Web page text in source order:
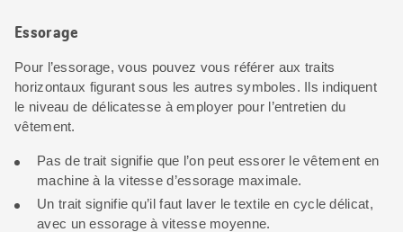
Essorage
Pour l’essorage, vous pouvez vous référer aux traits
horizontaux figurant sous les autres symboles. Ils indiquent
le niveau de délicatesse à employer pour l’entretien du
vêtement.
Pas de trait signifie que l’on peut essorer le vêtement en
machine à la vitesse d’essorage maximale.
Un trait signifie qu’il faut laver le textile en cycle délicat,
avec un essorage à vitesse moyenne.